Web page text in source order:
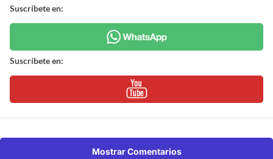
Suscríbete en:
Suscríbete en:
Mostrar Comentarios